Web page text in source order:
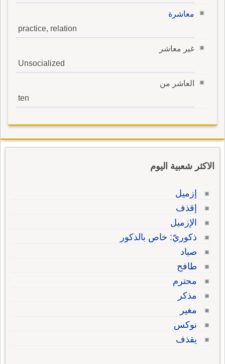
معاشرة
practice, relation
غير معاشر
Unsocialized
العاشر من
ten
الاكثر شعبية اليوم
إزميل
إقذف
الإزميل
ذكوريّ: خاص بالذكور
صياد
طافح
محترم
مذكر
مغير
نوكس
يقذف